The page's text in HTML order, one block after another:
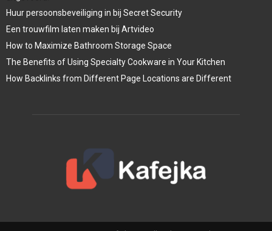
Huur persoonsbeveiliging in bij Secret Security
Een trouwfilm laten maken bij Artvideo
How to Maximize Bathroom Storage Space
The Benefits of Using Specialty Cookware in Your Kitchen
How Backlinks from Different Page Locations are Different